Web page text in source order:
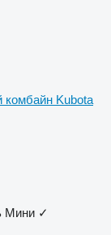
комбайн Kubota
Мини ✓